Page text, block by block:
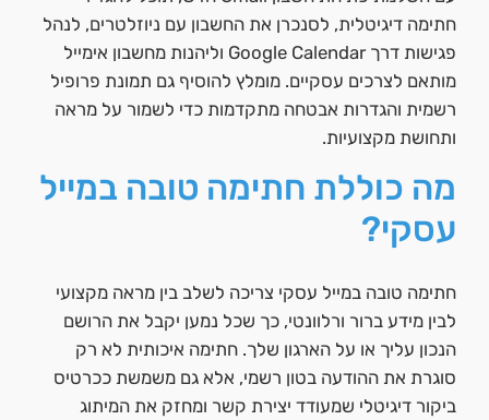
חתימה דיגיטלית, לסנכרן את החשבון עם ניוזלטרים, לנהל
פגישות דרך Google Calendar וליהנות מחשבון אימייל
מותאם לצרכים עסקיים. מומלץ להוסיף גם תמונת פרופיל
רשמית והגדרות אבטחה מתקדמות כדי לשמור על מראה
ותחושת מקצועיות.
מה כוללת חתימה טובה במייל
עסקי?
חתימה טובה במייל עסקי צריכה לשלב בין מראה מקצועי
לבין מידע ברור ורלוונטי, כך שכל נמען יקבל את הרושם
הנכון עליך או על הארגון שלך. חתימה איכותית לא רק
סוגרת את ההודעה בטון רשמי, אלא גם משמשת ככרטיס
ביקור דיגיטלי שמעודד יצירת קשר ומחזק את המיתוג